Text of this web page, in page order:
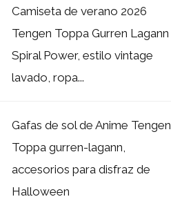
Camiseta de verano 2026
Tengen Toppa Gurren Lagann
Spiral Power, estilo vintage
lavado, ropa...
Gafas de sol de Anime Tengen
Toppa gurren-lagann,
accesorios para disfraz de
Halloween